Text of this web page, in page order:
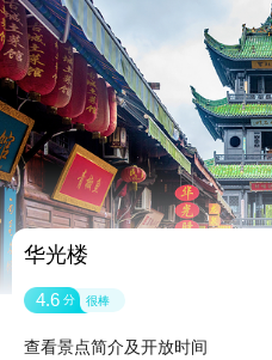
华光楼
4.6 分 很棒
查看景点简介及开放时间
